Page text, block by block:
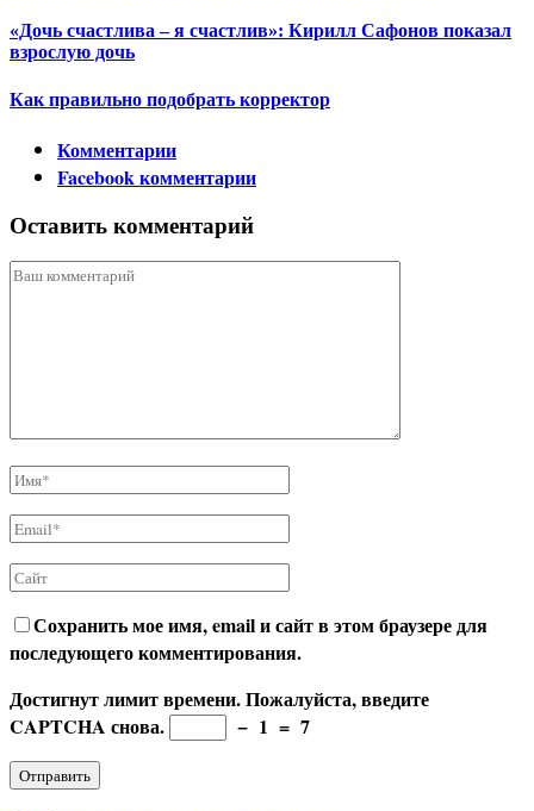
«Дочь счастлива – я счастлив»: Кирилл Сафонов показал
взрослую дочь
Как правильно подобрать корректор
Комментарии
Facebook комментарии
Оставить комментарий
Сохранить мое имя, email и сайт в этом браузере для
последующего комментирования.
Достигнут лимит времени. Пожалуйста, введите
CAPTCHA снова.
− 1 = 7